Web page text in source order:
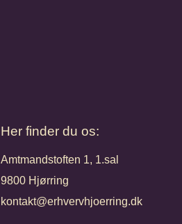
Her finder du os:
Amtmandstoften 1, 1.sal
9800 Hjørring
kontakt@erhvervhjoerring.dk